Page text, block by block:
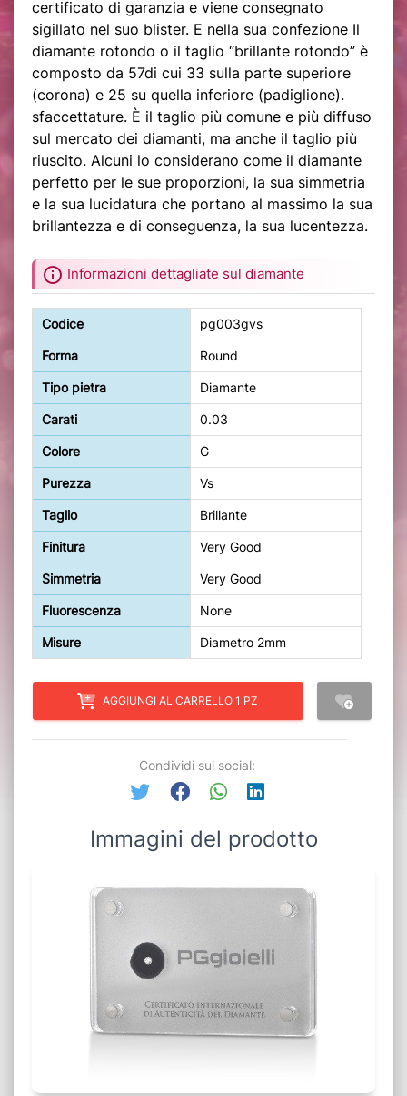
certificato di garanzia e viene consegnato
sigillato nel suo blister. E nella sua confezione Il
diamante rotondo o il taglio “brillante rotondo” è
composto da 57di cui 33 sulla parte superiore
(corona) e 25 su quella inferiore (padiglione).
sfaccettature. È il taglio più comune e più diffuso
sul mercato dei diamanti, ma anche il taglio più
riuscito. Alcuni lo considerano come il diamante
perfetto per le sue proporzioni, la sua simmetria
e la sua lucidatura che portano al massimo la sua
brillantezza e di conseguenza, la sua lucentezza.
info Informazioni dettagliate sul diamante
Codice pg003gvs
Forma Round
Tipo pietra Diamante
Carati 0.03
Colore G
Purezza Vs
Taglio Brillante
Finitura Very Good
Simmetria Very Good
Fluorescenza None
Misure Diametro 2mm
AGGIUNGI AL CARRELLO 1 PZ
Condividi sui social:
Immagini del prodotto